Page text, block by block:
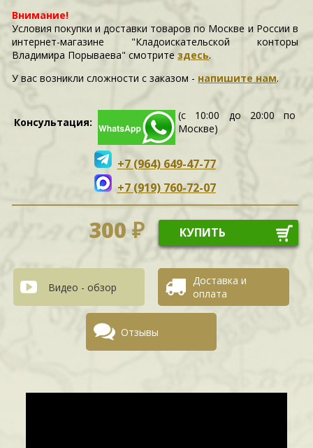
Внимание!
Условия покупки и доставки товаров по Москве и России в
интернет-магазине "Кладоискательской конторы
Владимира Порываева" смотритездесь.
У вас возникли сложности c заказом - напишите нам.
Консультация:
(с 10:00 до 20:00 по
Москве)
+7 (964) 649-47-77
+7 (919) 760-72-07
300 ₽ КУПИТЬ
Видео - обзор
Доставка и
оплата
Отзывы